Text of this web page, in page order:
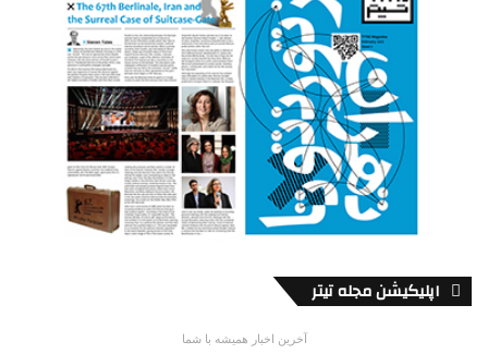
اپلیکیشن مجله تیتر
آخرین اخبار همیشه با شما